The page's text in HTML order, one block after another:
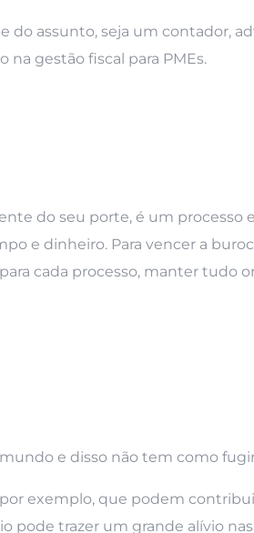
do assunto, seja um contador,
na gestão fiscal para PMEs.
do seu porte, é um processo
e dinheiro. Para vencer a
cada processo, manter tudo
e disso não tem como
exemplo, que podem
pode trazer um grande alívio